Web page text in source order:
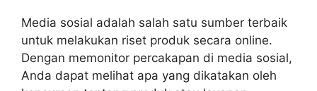
Media sosial adalah salah satu sumber terbaik
untuk melakukan riset produk secara online.
Dengan memonitor percakapan di media sosial,
Anda dapat melihat apa yang dikatakan oleh